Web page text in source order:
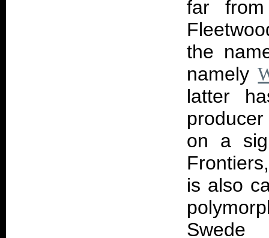
far
the
namely
latter
on a
is also